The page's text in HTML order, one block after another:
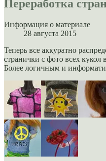
Переработка
Информация о материале
28 августа 2015
Теперь все аккуратно
странички с фото всех кукол
Более логичным и